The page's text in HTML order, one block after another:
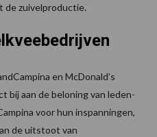
de zuivelproductie.
en McDonald’s
bij aan de beloning van leden-
voor hun inspanningen,
de uitstoot van